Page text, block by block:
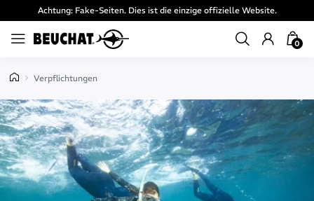
Achtung: Fake-Seiten. Dies ist die einzige offizielle Website.
0
Verpflichtungen